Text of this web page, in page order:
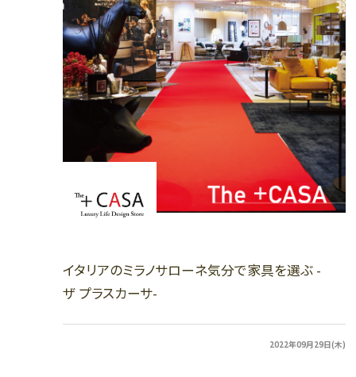
イタリアのミラノサローネ気分で家具を選ぶ -
ザ プラスカーサ-
2022年09月29日(木)